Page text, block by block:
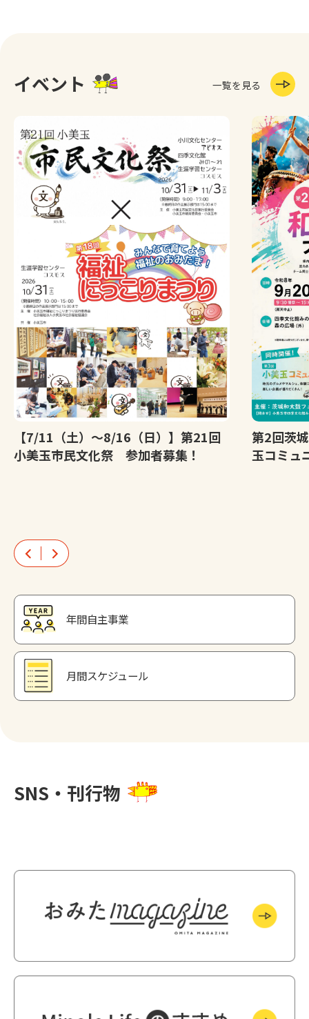
【ときめき美の小径】 絵画展 記憶
6月27日 みの～れ会場『文化協会祭 舞台発表』台風
接近に伴う開催中止のお知らせ
2026年6月2日
令和9年度みの～れ自主事業に係る企画提案
2025年5月1日
キッチンカー等の出店のご案内
2023年8月24日
アピオス・みの～れ・コスモスの施設予約に関するお
知らせ
2017年3月16日
陽だまり横丁のご案内
イベント 一覧を見る
【7/11（土）～8/16（日）】第21回
小美玉市民文化祭 参加者募集！
第2回茨
玉コミュ
年間自主事業
月間スケジュール
SNS・刊行物